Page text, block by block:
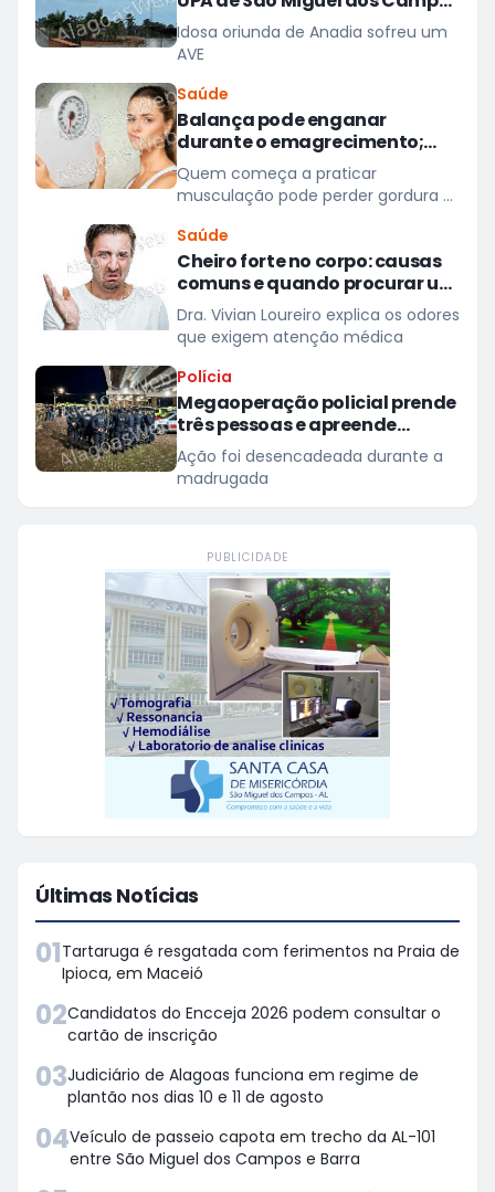
para hospital em Maceió
Idosa oriunda de Anadia sofreu um
AVE
Saúde
Balança pode enganar
durante o emagrecimento;
entenda três motivos
Quem começa a praticar
musculação pode perder gordura e
observar uma queda significativa
na balança
Saúde
Cheiro forte no corpo: causas
comuns e quando procurar um
médico
Dra. Vivian Loureiro explica os odores
que exigem atenção médica
Polícia
Megaoperação policial prende
três pessoas e apreende
drogas e arma em São Miguel
dos Campos
Ação foi desencadeada durante a
madrugada
PUBLICIDADE
Últimas Notícias
01Tartaruga é resgatada com ferimentos na Praia de
Ipioca, em Maceió
02Candidatos do Encceja 2026 podem consultar o
cartão de inscrição
03Judiciário de Alagoas funciona em regime de
plantão nos dias 10 e 11 de agosto
04Veículo de passeio capota em trecho da AL-101
entre São Miguel dos Campos e Barra